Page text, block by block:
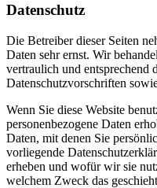
Datenschutz
Die Betreiber dieser Seiten
Daten sehr ernst. Wir
vertraulich und entsprechend
Datenschutzvorschriften
Wenn Sie diese Website
personenbezogene Daten
Daten, mit denen Sie
vorliegende
erheben und wofür wir sie
welchem Zweck das